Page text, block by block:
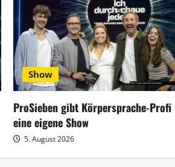
Show
ProSieben gibt Körpersprache-Profi
eine eigene Show
5. August 2026